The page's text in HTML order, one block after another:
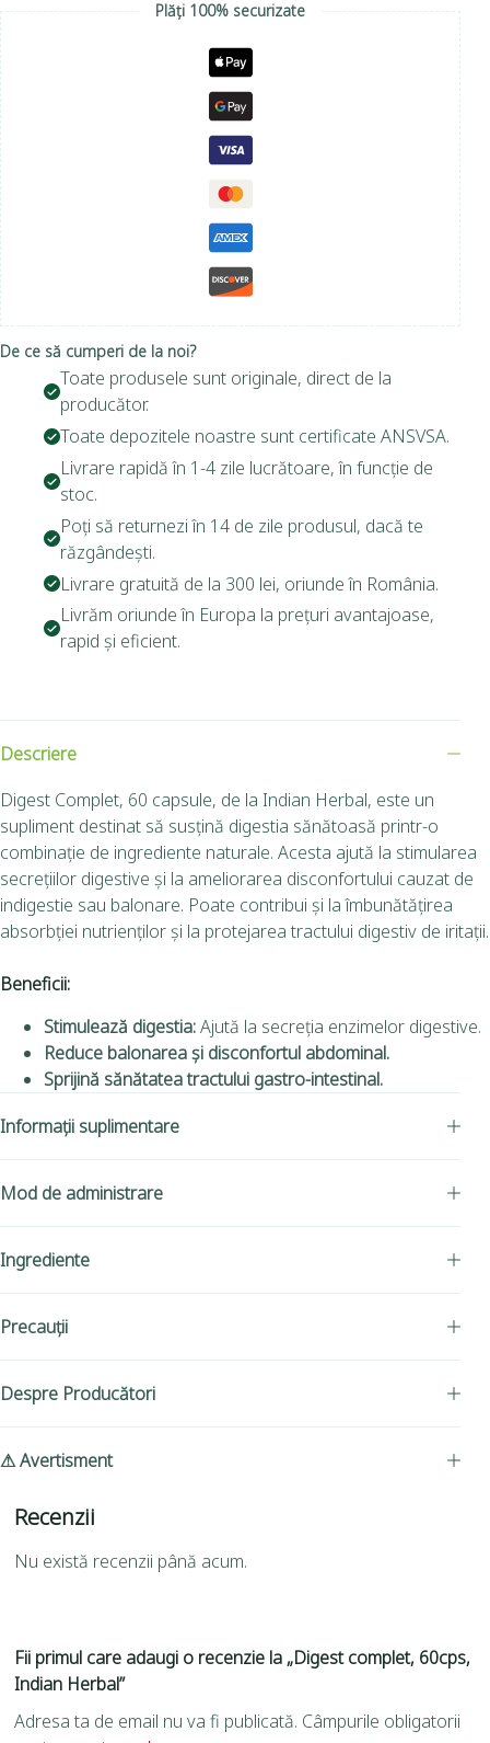
Plăți 100% securizate
De ce să cumperi de la noi?
Toate produsele sunt originale, direct de la
producător.
Toate depozitele noastre sunt certificate ANSVSA.
Livrare rapidă în 1-4 zile lucrătoare, în funcție de
stoc.
Poți să returnezi în 14 de zile produsul, dacă te
răzgândești.
Livrare gratuită de la 300 lei, oriunde în România.
Livrăm oriunde în Europa la prețuri avantajoase,
rapid și eficient.
Descriere
Digest Complet, 60 capsule, de la Indian Herbal, este un
supliment destinat să susțină digestia sănătoasă printr-o
combinație de ingrediente naturale. Acesta ajută la stimularea
secrețiilor digestive și la ameliorarea disconfortului cauzat de
indigestie sau balonare. Poate contribui și la îmbunătățirea
absorbției nutrienților și la protejarea tractului digestiv de iritații.
Beneficii:
Stimulează digestia:Ajută la secreția enzimelor digestive.
Reduce balonarea și disconfortul abdominal.
Sprijină sănătatea tractului gastro-intestinal.
Informații suplimentare
Mod de administrare
Ingrediente
Precauții
Despre Producători
⚠ Avertisment
Recenzii
Nu există recenzii până acum.
Fii primul care adaugi o recenzie la „Digest complet, 60cps,
Indian Herbal”
Adresa ta de email nu va fi publicată. Câmpurile obligatorii